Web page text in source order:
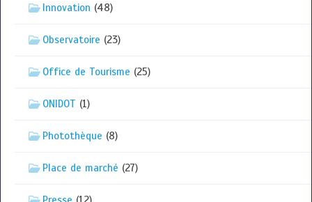
Innovation (48)
Observatoire (23)
Office de Tourisme (25)
ONIDOT (1)
Photothèque (8)
Place de marché (27)